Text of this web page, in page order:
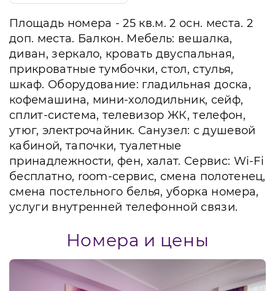
Площадь номера - 25 кв.м. 2 осн. места. 2
доп. места. Балкон. Мебель: вешалка,
диван, зеркало, кровать двуспальная,
прикроватные тумбочки, стол, стулья,
шкаф. Оборудование: гладильная доска,
кофемашина, мини-холодильник, сейф,
сплит-система, телевизор ЖК, телефон,
утюг, электрочайник. Санузел: с душевой
кабиной, тапочки, туалетные
принадлежности, фен, халат. Сервис: Wi-Fi
бесплатно, room-сервис, смена полотенец,
смена постельного белья, уборка номера,
услуги внутренней телефонной связи.
Номера и цены